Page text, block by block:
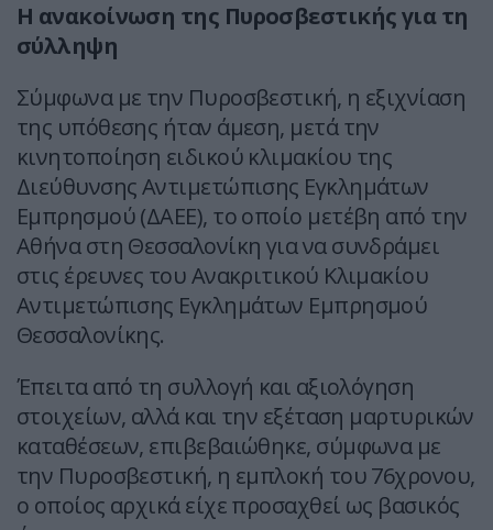
Η ανακοίνωση της Πυροσβεστικής για τη
σύλληψη
Σύμφωνα με την Πυροσβεστική, η εξιχνίαση
της υπόθεσης ήταν άμεση, μετά την
κινητοποίηση ειδικού κλιμακίου της
Διεύθυνσης Αντιμετώπισης Εγκλημάτων
Εμπρησμού (ΔΑΕΕ), το οποίο μετέβη από την
Αθήνα στη Θεσσαλονίκη για να συνδράμει
στις έρευνες του Ανακριτικού Κλιμακίου
Αντιμετώπισης Εγκλημάτων Εμπρησμού
Θεσσαλονίκης.
Έπειτα από τη συλλογή και αξιολόγηση
στοιχείων, αλλά και την εξέταση μαρτυρικών
καταθέσεων, επιβεβαιώθηκε, σύμφωνα με
την Πυροσβεστική, η εμπλοκή του 76χρονου,
ο οποίος αρχικά είχε προσαχθεί ως βασικός